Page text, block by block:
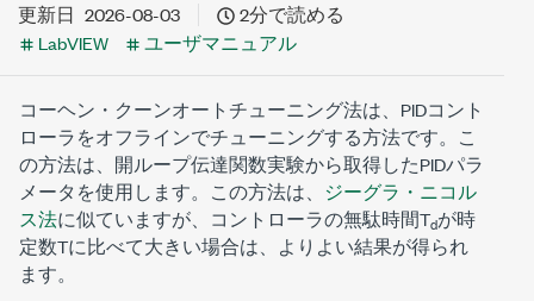
更新日 2026-08-03
2分で読める
LabVIEW
ユーザマニュアル
コーヘン・クーンオートチューニング法は、PIDコント
ローラをオフラインでチューニングする方法です。こ
の方法は、開ループ伝達関数実験から取得したPIDパラ
メータを使用します。この方法は、 ジーグラ・ニコル
ス法に似ていますが、コントローラの無駄時間Tdが時
定数Tに比べて大きい場合は、よりよい結果が得られ
ます。